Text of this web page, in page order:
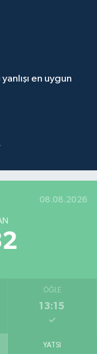
en uygun
08.08.2026
ÖĞLE
13:15
YATSI